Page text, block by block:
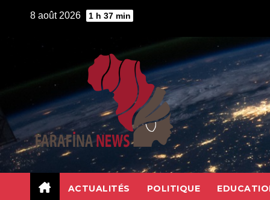
8 août 2026 1 h 37 min
ACTUALITÉS POLITIQUE